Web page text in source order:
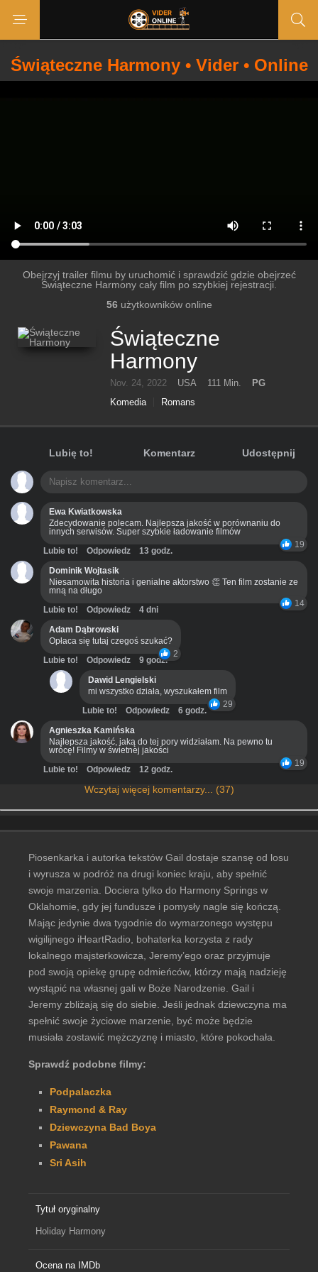
Świąteczne Harmony • Vider • Online
Obejrzyj trailer filmu by uruchomić i sprawdzić gdzie obejrzeć
Świąteczne Harmony cały film po szybkiej rejestracji.
56użytkowników online
Świąteczne
Harmony
Nov. 24, 2022 USA 111 Min.
PG
Komedia
Romans
Lubię to! Komentarz Udostępnij
Ewa Kwiatkowska
Zdecydowanie polecam. Najlepsza jakość w porównaniu do
innych serwisów. Super szybkie ładowanie filmów
19
Lubie to! Odpowiedz
13 godz.
Dominik Wojtasik
Niesamowita historia i genialne aktorstwo 👏 Ten film zostanie ze
mną na długo
14
Lubie to! Odpowiedz
4 dni
Adam Dąbrowski
Opłaca się tutaj czegoś szukać?
2
Lubie to! Odpowiedz
9 godz.
Dawid Lengielski
mi wszystko działa, wyszukałem film
29
Lubie to! Odpowiedz
6 godz.
Agnieszka Kamińska
Najlepsza jakość, jaką do tej pory widziałam. Na pewno tu
wrócę! Filmy w świetnej jakości
19
Lubie to! Odpowiedz 12 godz.
Wczytaj więcej komentarzy... (37)
Piosenkarka i autorka tekstów Gail dostaje szansę od losu
i wyrusza w podróż na drugi koniec kraju, aby spełnić
swoje marzenia. Dociera tylko do Harmony Springs w
Oklahomie, gdy jej fundusze i pomysły nagle się kończą.
Mając jedynie dwa tygodnie do wymarzonego występu
wigilijnego iHeartRadio, bohaterka korzysta z rady
lokalnego majsterkowicza, Jeremy’ego oraz przyjmuje
pod swoją opiekę grupę odmieńców, którzy mają nadzieję
wystąpić na własnej gali w Boże Narodzenie. Gail i
Jeremy zbliżają się do siebie. Jeśli jednak dziewczyna ma
spełnić swoje życiowe marzenie, być może będzie
musiała zostawić mężczyznę i miasto, które pokochała.
Sprawdź podobne filmy:
Podpalaczka
Raymond & Ray
Dziewczyna Bad Boya
Pawana
Sri Asih
Tytuł oryginalny
Holiday Harmony
Ocena na IMDb